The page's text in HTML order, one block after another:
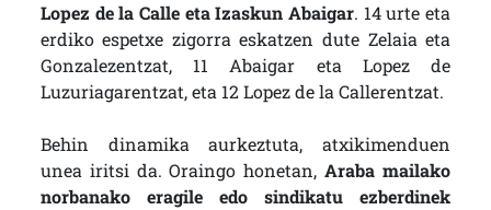
Lopez de la Calle eta Izaskun Abaigar. 14 urte eta
erdiko espetxe zigorra eskatzen dute Zelaia eta
Gonzalezentzat, 11 Abaigar eta Lopez de
Luzuriagarentzat, eta 12 Lopez de la Callerentzat.
Behin dinamika aurkeztuta, atxikimenduen
unea iritsi da. Oraingo honetan,Araba mailako
norbanako eragile edo sindikatu ezberdinek